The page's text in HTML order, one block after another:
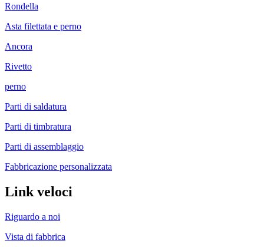
Rondella
Asta filettata e perno
Ancora
Rivetto
perno
Parti di saldatura
Parti di timbratura
Parti di assemblaggio
Fabbricazione personalizzata
Link veloci
Riguardo a noi
Vista di fabbrica